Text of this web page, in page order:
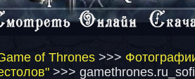
of Thrones >>>
>>>